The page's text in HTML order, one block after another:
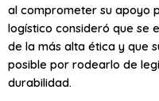
al comprometer su apoyo
logístico consideró que se
de la más alta ética y que
posible por rodearlo de
durabilidad.